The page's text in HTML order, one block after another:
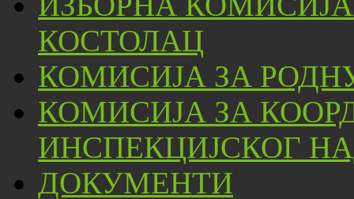
КОСТОЛАЦ
КОМИСИЈА ЗА
КОМИСИЈА ЗА
ИНСПЕКЦИЈСКОГ
ДОКУМЕНТИ